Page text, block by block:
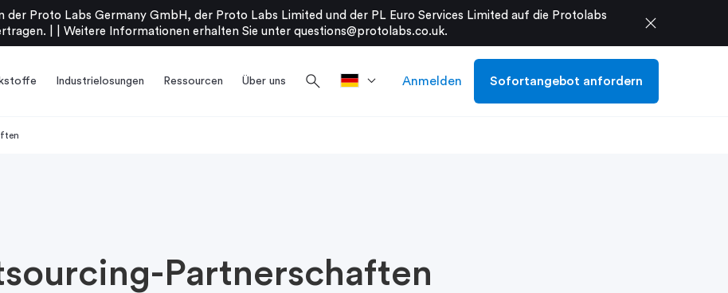
der Proto Labs Germany GmbH, der Proto Labs Limited und der PL Euro Services Limited auf die Protolabs
|
Weitere Informationen erhalten Sie unter questions@protolabs.co.uk. close
Industrielosungen Ressourcen Über uns search Anmelden Sofortangebot anfordern
Partnerschaften